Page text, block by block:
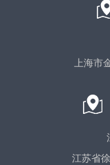
上海市
江苏省